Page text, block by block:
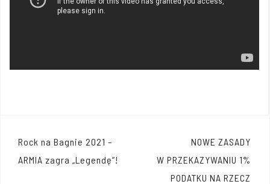
Nawigacja
wpisu
Rock na Bagnie 2021 –
ARMIA zagra „Legendę”!
NOWE ZASADY
W PRZEKAZYWANIU 1%
PODATKU NA RZECZ